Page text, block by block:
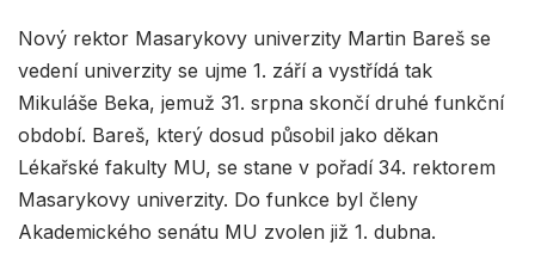
Nový rektor Masarykovy univerzity Martin Bareš se
vedení univerzity se ujme 1. září a vystřídá tak
Mikuláše Beka, jemuž 31. srpna skončí druhé funkční
období. Bareš, který dosud působil jako děkan
Lékařské fakulty MU, se stane v pořadí 34. rektorem
Masarykovy univerzity. Do funkce byl členy
Akademického senátu MU zvolen již 1. dubna.